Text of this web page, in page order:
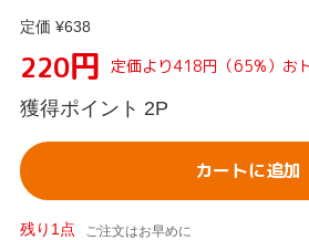
定価 ¥638
220円 定価より418円（65%）お
獲得ポイント 2P
カートに追加
残り1点 ご注文はお早めに